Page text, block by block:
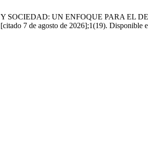
Y SOCIEDAD: UN ENFOQUE PARA
7 de agosto de 2026];1(19). Disponible